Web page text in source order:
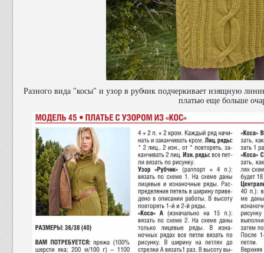
Разного вида "косы" и узор в рубчик подчеркивает изящную
платью еще больше